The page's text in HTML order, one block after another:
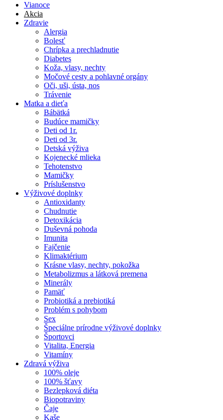
Vianoce
Akcia
Zdravie
Alergia
Bolesť
Chrípka a prechladnutie
Diabetes
Koža, vlasy, nechty
Močové cesty a pohlavné orgány
Oči, uši, ústa, nos
Trávenie
Matka a dieťa
Bábätká
Budúce mamičky
Deti od 1r.
Deti od 3r.
Detská výživa
Kojenecké mlieka
Tehotenstvo
Mamičky
Príslušenstvo
Výživové doplnky
Antioxidanty
Chudnutie
Detoxikácia
Duševná pohoda
Imunita
Fajčenie
Klimaktérium
Krásne vlasy, nechty, pokožka
Metabolizmus a látková premena
Minerály
Pamäť
Probiotiká a prebiotiká
Problém s pohybom
Sex
Špeciálne prírodne výživové doplnky
Športovci
Vitalita, Energia
Vitamíny
Zdravá výživa
100% oleje
100% šťavy
Bezlepková diéta
Biopotraviny
Čaje
Kaše